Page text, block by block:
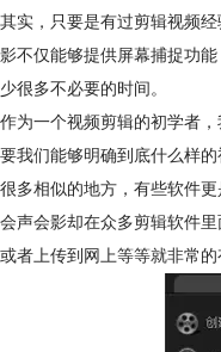
其实，只要是有过剪辑视频
影不仅能够提供屏幕捕捉功
少很多不必要的时间。
作为一个视频剪辑的初学者
要我们能够明确到底什么样
很多相似的地方，有些软件更
会声会影却在众多剪辑软件
或者上传到网上等等就非常的